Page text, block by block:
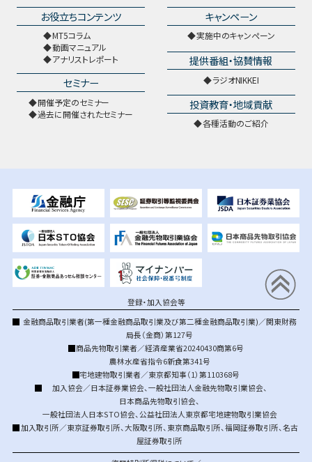
お役立ちコンテンツ
MT5コラム
動画マニュアル
アナリストレポート
セミナー
開催予定のセミナー
過去に開催されたセミナー
キャンペーン
実施中のキャンペーン
提供番組・協賛情報
ラジオNIKKEI
投資教育・地域貢献
各種活動のご紹介
登録・加入協会等
金融商品取引業者(第一種金融商品取引業及び第二種金融商品取引業)／関東財務
局長（金商）第127号
商品先物取引業者／経済産業省20240430商第6号
農林水産省指令6新食第341号
宅地建物取引業者／東京都知事（1）第110368号
加入協会／日本証券業協会、 一般社団法人金融先物取引業協会、
日本商品先物取引協会、
一般社団法人日本STO協会、 公益社団法人東京都宅地建物取引業協会
加入取引所／東京証券取引所、大阪取引所、 東京商品取引所、福岡証券取引所、名古
屋証券取引所